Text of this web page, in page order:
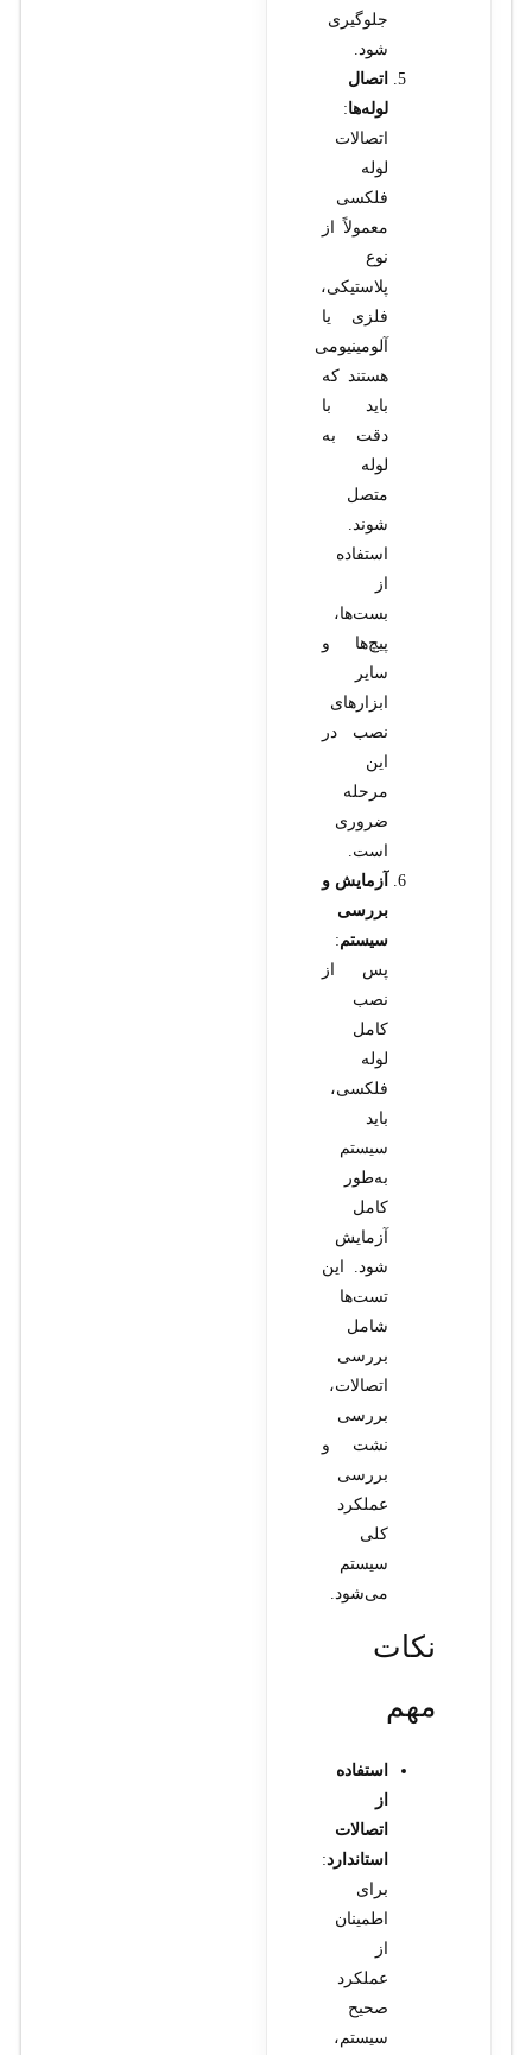
جلوگیری
شود.
اتصال
لوله‌ها:
اتصالات
لوله
فلکسی
معمولاً از
نوع
پلاستیکی،
فلزی یا
آلومینیومی
هستند که
باید با
دقت به
لوله
متصل
شوند.
استفاده
از
بست‌ها،
پیچ‌ها و
سایر
ابزارهای
نصب در
این
مرحله
ضروری
است.
آزمایش و
بررسی
سیستم:
پس از
نصب
کامل
لوله
فلکسی،
باید
سیستم
به‌طور
کامل
آزمایش
شود. این
تست‌ها
شامل
بررسی
اتصالات،
بررسی
نشت و
بررسی
عملکرد
کلی
سیستم
می‌شود.
نکات
مهم
استفاده
از
اتصالات
استاندارد:
برای
اطمینان
از
عملکرد
صحیح
سیستم،